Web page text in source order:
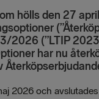
hölls den 27
2026 (”LTIP
har nu
2026 och